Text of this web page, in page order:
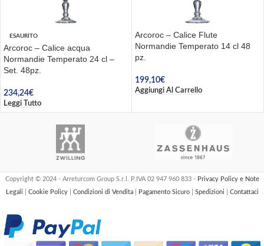
ESAURITO
Arcoroc – Calice acqua
Normandie Temperato 24 cl –
Set. 48pz.
234,24€
Leggi Tutto
Arcoroc – Calice Flute
Normandie Temperato 14 cl 48
pz.
199,10€
Aggiungi Al Carrello
Copyright © 2024 - Arreturcom Group S.r.l. P.IVA 02 947 960 833 - Privacy Policy e Note
Legali
Cookie Policy Condizioni di Vendita Pagamento Sicuro Spedizioni Contattaci